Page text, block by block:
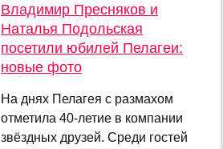
Владимир Пресняков и
Наталья Подольская
посетили юбилей Пелагеи:
новые фото
На днях Пелагея с размахом
отметила 40-летие в компании
звёздных друзей. Среди гостей